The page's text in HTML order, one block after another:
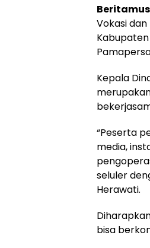
Vokasi
Kepala
“Peserta
media,
seluler
Herawati.
bisa